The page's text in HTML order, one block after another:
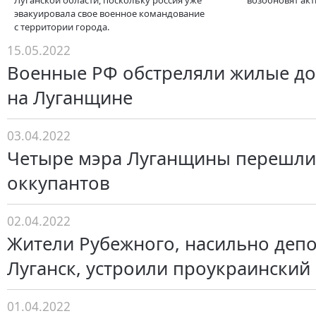
эвакуировала свое военное командование
с территории города.
15.05.2022
Военные РФ обстреляли жилые
на Луганщине
03.04.2022
Четыре мэра Луганщины перешли
оккупантов
02.04.2022
Жители Рубежного, насильно
Луганск, устроили
01.04.2022